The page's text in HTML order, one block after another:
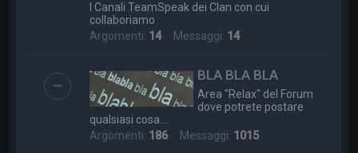
I Canali TeamSpeak dei Clan con cui
collaboriamo
Argomenti: 14Messaggi: 14
BLA BLA BLA
Area "Relax" del Forum
dove potrete postare
qualsiasi cosa....
Argomenti: 186 Messaggi: 1015